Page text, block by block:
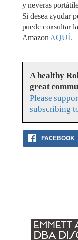
y neveras
Si desea ayudar
puede consultar
Amazon AQUÍ.
A healthy
great
Please
subscribing
FACEBOOK